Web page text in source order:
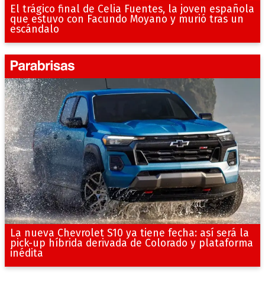
El trágico final de Celia Fuentes, la joven española
que estuvo con Facundo Moyano y murió tras un
escándalo
La nueva Chevrolet S10 ya tiene fecha: así será la
pick-up híbrida derivada de Colorado y plataforma
inédita